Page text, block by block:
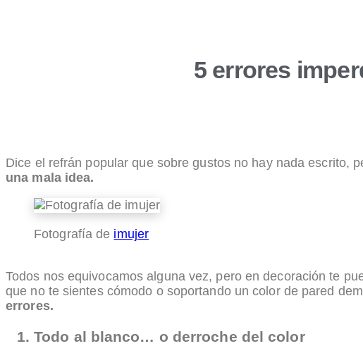
5 errores
Dice el refrán popular que sobre gustos no hay nada escrito,
una mala idea.
Fotografía de imujer
Todos nos equivocamos alguna vez, pero en decoración te
que no te sientes cómodo o soportando un color de pared
errores.
Todo al blanco… o derroche del color